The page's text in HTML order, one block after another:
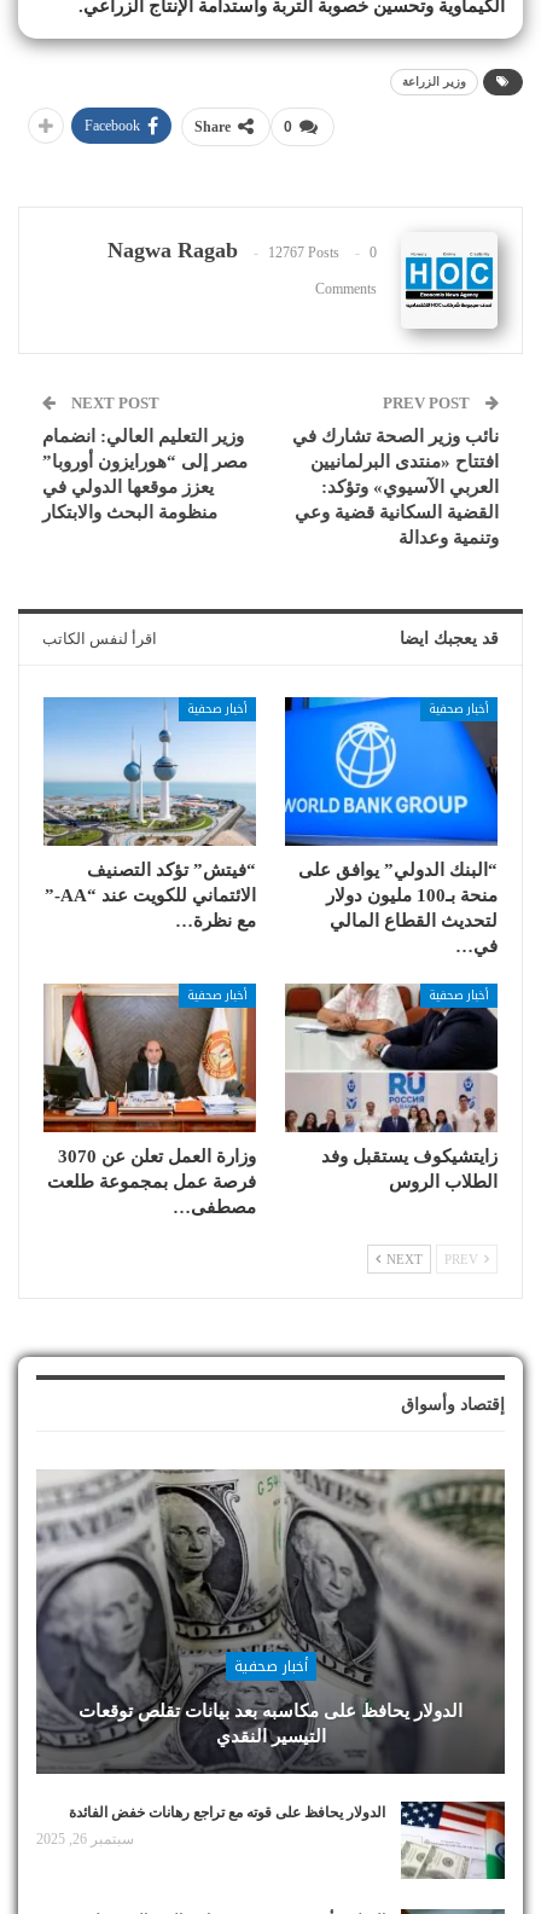
الكيماوية وتحسين خصوبة التربة واستدامة الإنتاج الزراعي.
وزير الزراعة
0
Share
Facebook
Nagwa Ragab 12767 Posts 0
Comments
نائب وزير الصحة تشارك في
افتتاح «منتدى البرلمانيين
العربي الآسيوي» وتؤكد:
القضية السكانية قضية وعي
وتنمية وعدالة
NEXT POST
وزير التعليم العالي: انضمام
مصر إلى “هورايزون أوروبا”
يعزز موقعها الدولي في
منظومة البحث والابتكار
قد يعجبك ايضا اقرأ لنفس الكاتب
أخبار صحفية
“البنك الدولي” يوافق على
منحة بـ100 مليون دولار
لتحديث القطاع المالي
في…
أخبار صحفية
“فيتش” تؤكد التصنيف
الائتماني للكويت عند “AA-”
مع نظرة…
أخبار صحفية
زايتشيكوف يستقبل وفد
الطلاب الروس
أخبار صحفية
وزارة العمل تعلن عن 3070
فرصة عمل بمجموعة طلعت
مصطفى…
NEXT
إقتصاد وأسواق
أخبار صحفية
الدولار يحافظ على مكاسبه بعد بيانات تقلص توقعات
التيسير النقدي
الدولار يحافظ على قوته مع تراجع رهانات خفض الفائدة
سبتمبر 26, 2025